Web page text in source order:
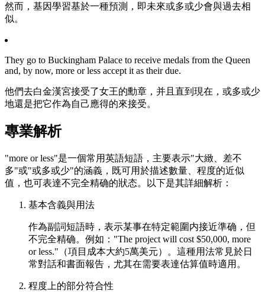
然而，基因學習基於一種預測，即未來或多或少會與過去相
似。
They go to Buckingham Palace to receive medals from the Queen
and, by now, more or less accept it as their due.
他們去白金漢宮接受了女王的勳章，并且直到現在，或多或少
地還是把它作為自己應得的來接受。
專業解析
"more or less"是一個常用英語短語，主要表示"大緻、差不
多"或"或多或少"的涵義，既可用於描述數量、程度的近似
值，也可表達不完全精确的狀态。以下是其詳細解析：
基本含義與用法
作為副詞短語時，表示某事在特定範圍内接近準确，但
不完全精确。例如："The project will cost $50,000, more
or less."（項目成本大約5萬美元）。這種用法常見於日
常對話和書面報告，尤其在需要表達估算值時適用。
程度上的部分符合性